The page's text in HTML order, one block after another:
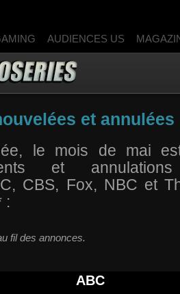
AUDIENCES US
et annulées
le mois de mai
et
CBS, Fox, NBC et
:
fil des annonces.
ABC